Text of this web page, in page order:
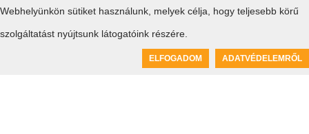
Webhelyünkön sütiket használunk, melyek célja, hogy teljesebb körű
szolgáltatást nyújtsunk látogatóink részére.
ELFOGADOM ADATVÉDELEMRŐL
Best-Ételbár-Dunaharaszti-
H - Cs: Zárva
Best-Ételbár-Dunaharaszti-
H - Cs: 10:30-21:30
P - Szo: 10:30-22:30
V: 10:30-21:30